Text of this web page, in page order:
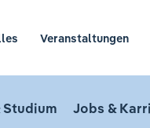
Veranstaltungen
Studium Jobs &